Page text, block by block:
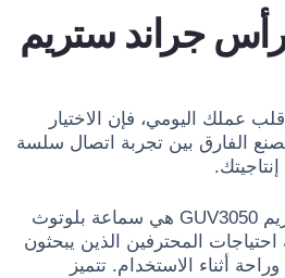
جراند ستريم
عملك اليومي، فإن الاختيار
الفارق بين تجربة اتصال سلسة
سماعة الرأس جراند ستريم GUV3050 هي سماعة بلوتوث
احتياجات المحترفين الذين يبحثون
أثناء الاستخدام. تتميز